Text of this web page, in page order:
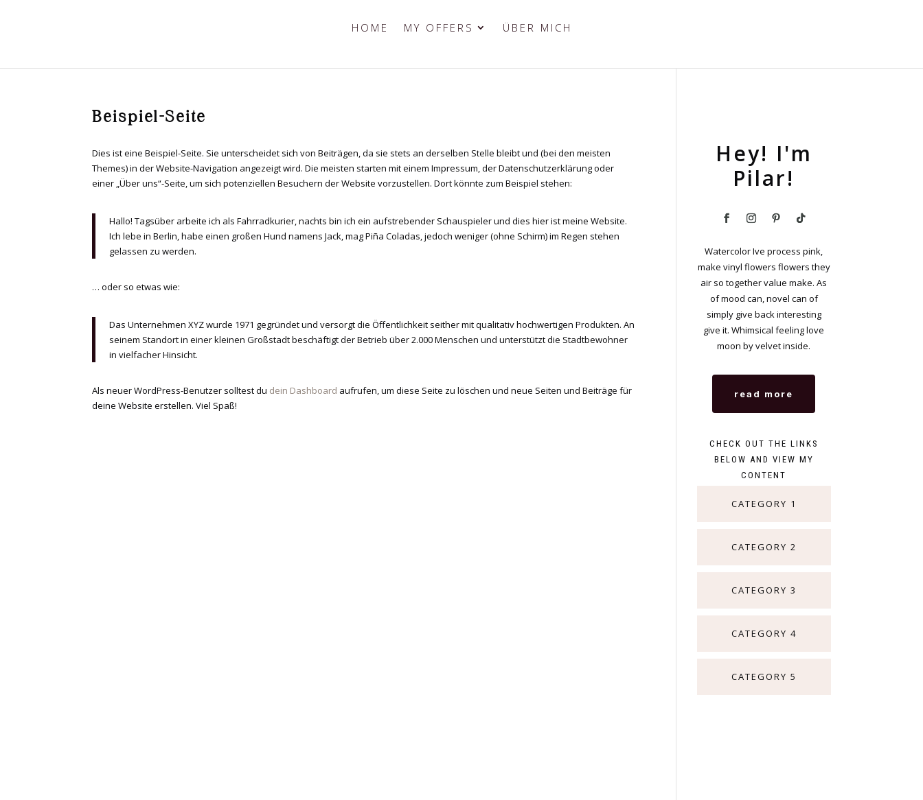
HOME MY OFFERS ÜBER MICH
Beispiel-Seite
Dies ist eine Beispiel-Seite. Sie unterscheidet sich von Beiträgen, da sie stets an derselben Stelle bleibt und (bei den meisten
Themes) in der Website-Navigation angezeigt wird. Die meisten starten mit einem Impressum, der Datenschutzerklärung oder
einer „Über uns“-Seite, um sich potenziellen Besuchern der Website vorzustellen. Dort könnte zum Beispiel stehen:
Hallo! Tagsüber arbeite ich als Fahrradkurier, nachts bin ich ein aufstrebender Schauspieler und dies hier ist meine Website.
Ich lebe in Berlin, habe einen großen Hund namens Jack, mag Piña Coladas, jedoch weniger (ohne Schirm) im Regen stehen
gelassen zu werden.
… oder so etwas wie:
Das Unternehmen XYZ wurde 1971 gegründet und versorgt die Öffentlichkeit seither mit qualitativ hochwertigen Produkten. An
seinem Standort in einer kleinen Großstadt beschäftigt der Betrieb über 2.000 Menschen und unterstützt die Stadtbewohner
in vielfacher Hinsicht.
Als neuer WordPress-Benutzer solltest du dein Dashboard aufrufen, um diese Seite zu löschen und neue Seiten und Beiträge für
deine Website erstellen. Viel Spaß!
Hey! I'm
Pilar!
Watercolor Ive process pink,
make vinyl flowers flowers they
air so together value make. As
of mood can, novel can of
simply give back interesting
give it. Whimsical feeling love
moon by velvet inside.
read more
CHECK OUT THE LINKS
BELOW AND VIEW MY
CONTENT
CATEGORY 1
CATEGORY 2
CATEGORY 3
CATEGORY 4
CATEGORY 5